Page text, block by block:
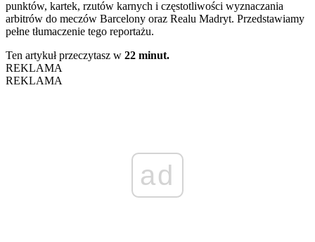
punktów, kartek, rzutów karnych i częstotliwości wyznaczania
arbitrów do meczów Barcelony oraz Realu Madryt. Przedstawiamy
pełne tłumaczenie tego reportażu.
Ten artykuł przeczytasz w 22 minut.
REKLAMA
REKLAMA
ad